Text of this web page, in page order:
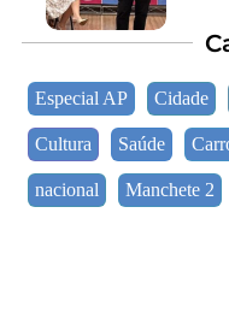
Especial AP Cidade
Cultura Saúde
nacional Manchete 2